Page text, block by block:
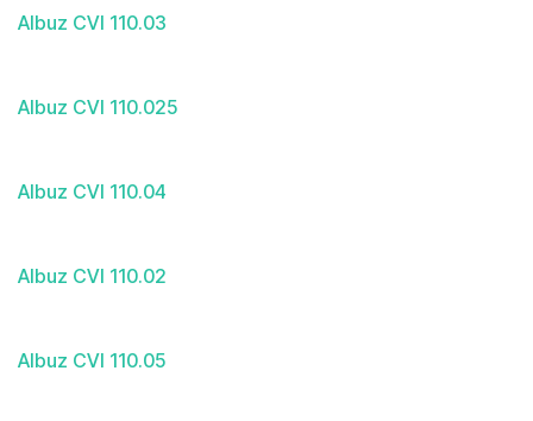
Albuz CVI 110.03
Albuz CVI 110.025
Albuz CVI 110.04
Albuz CVI 110.02
Albuz CVI 110.05